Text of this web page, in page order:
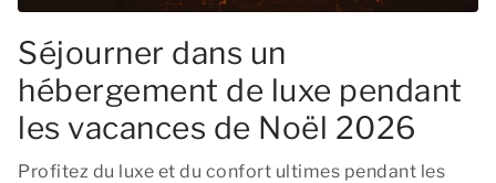
Séjourner dans un
hébergement de luxe pendant
les vacances de Noël 2026
Profitez du luxe et du confort ultimes pendant les